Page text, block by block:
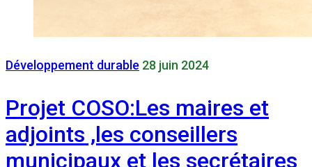
Développement durable 28 juin 2024
Projet COSO:Les maires et
adjoints ,les conseillers
municipaux et les secrétaires